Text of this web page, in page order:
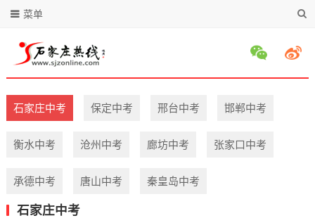
菜单
石家庄中考 保定中考 邢台中考 邯郸中考
衡水中考 沧州中考 廊坊中考 张家口中考
承德中考 唐山中考 秦皇岛中考
石家庄中考